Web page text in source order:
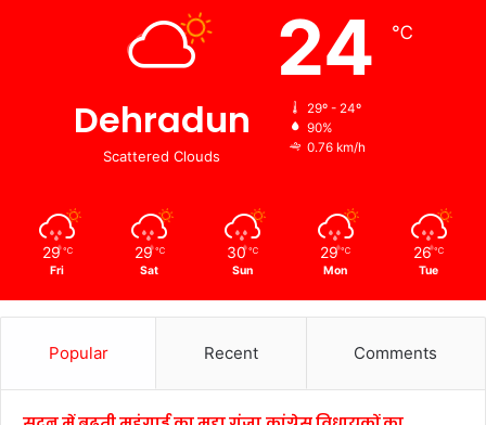
Dehradun
Scattered Clouds
24 ℃
29º - 24º
90%
0.76 km/h
29 ℃
Fri
29 ℃
Sat
30 ℃
Sun
29 ℃
Mon
26 ℃
Tue
Popular Recent Comments